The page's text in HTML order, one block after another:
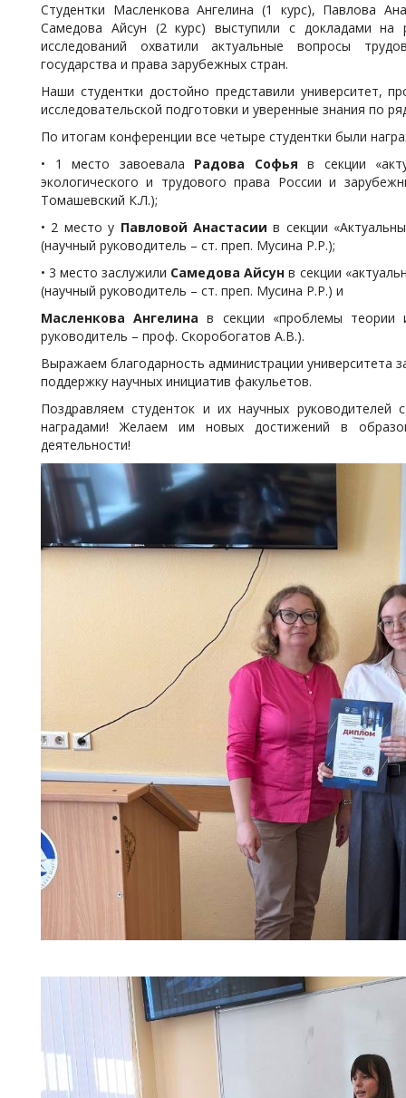
Студентки Масленкова Ангелина (1 курс), Павлова
Самедова Айсун (2 курс) выступили с докладами на
исследований охватили актуальные вопросы
государства и права зарубежных стран.
Наши студентки достойно представили университет,
исследовательской подготовки и уверенные знания по
По итогам конференции все четыре студентки были
• 1 место завоевала Радова Софья в секции
экологического и трудового права России и
Томашевский К.Л.);
• 2 место у Павловой Анастасии в секции
(научный руководитель – ст. преп. Мусина Р.Р.);
• 3 место заслужили Самедова Айсун в секции
(научный руководитель – ст. преп. Мусина Р.Р.) и
Масленкова Ангелина в секции «проблемы теории
руководитель – проф. Скоробогатов А.В.).
Выражаем благодарность администрации университета
поддержку научных инициатив факульетов.
Поздравляем студенток и их научных
наградами! Желаем им новых достижений в
деятельности!